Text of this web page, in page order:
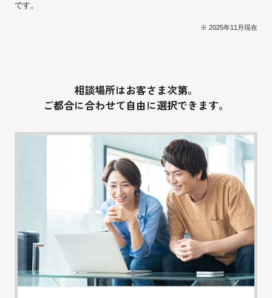
です。
※ 2025年11月現在
相談場所はお客さま次第。
ご都合に合わせて自由に選択できます。